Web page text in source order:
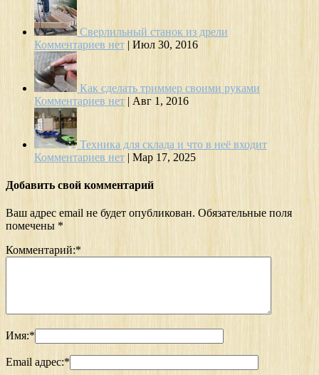
Сверлильный станок из дрели
Комментариев нет | Июл 30, 2016
Как сделать триммер своими руками
Комментариев нет | Авг 1, 2016
Техника для склада и что в неё входит
Комментариев нет | Мар 17, 2025
Добавить свой комментарий
Ваш адрес email не будет опубликован. Обязательные поля
помечены *
Комментарий:*
Имя:*
Email адрес:*